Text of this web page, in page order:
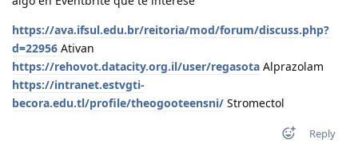
https://ava.ifsul.edu.br/reitoria/mod/forum/discuss.php?
d=22956 Ativan
https://rehovot.datacity.org.il/user/regasota Alprazolam
https://intranet.estvgti-
becora.edu.tl/profile/theogooteensni/ Stromectol
Reply